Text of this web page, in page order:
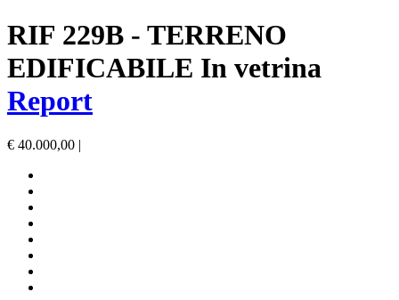
RIF 229B - TERRENO
EDIFICABILE In vetrina
Report
€ 40.000,00 |